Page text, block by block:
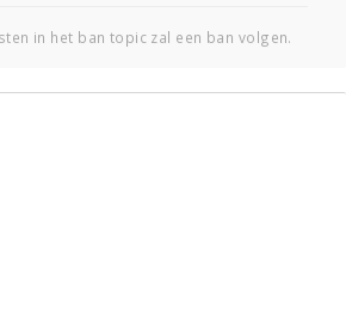
Doen
Zien
in het ban topic zal een ban volgen.